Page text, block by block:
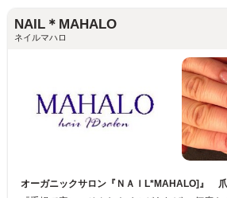
NAIL＊MAHALO
ネイルマハロ
オーガニックサロン『ＮＡＩL*MAHALO]』